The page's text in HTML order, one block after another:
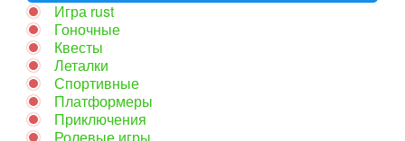
Игра rust
Гоночные
Квесты
Леталки
Спортивные
Платформеры
Приключения